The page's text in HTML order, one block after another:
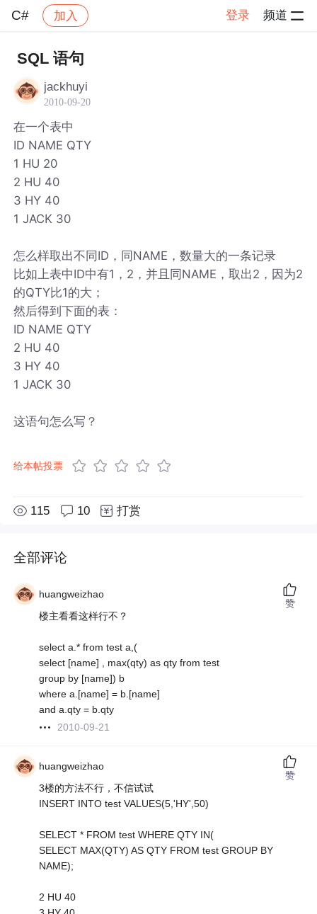
C# 加入 登录 频道
社区 C#
SQL 语句
jackhuyi
2010-09-20
在一个表中
ID NAME QTY
1 HU 20
2 HU 40
3 HY 40
1 JACK 30
怎么样取出不同ID，同NAME，数量大的一条记录
比如上表中ID中有1，2，并且同NAME，取出2，因为2
的QTY比1的大；
然后得到下面的表：
ID NAME QTY
2 HU 40
3 HY 40
1 JACK 30
这语句怎么写？
给本帖投票
115 10 打赏
全部评论
huangweizhao
楼主看看这样行不？
select a.* from test a,(
select [name] , max(qty) as qty from test
group by [name]) b
where a.[name] = b.[name]
and a.qty = b.qty
2010-09-21
赞
huangweizhao
3楼的方法不行，不信试试
INSERT INTO test VALUES(5,'HY',50)
SELECT * FROM test WHERE QTY IN(
SELECT MAX(QTY) AS QTY FROM test GROUP BY
NAME);
2 HU 40
赞